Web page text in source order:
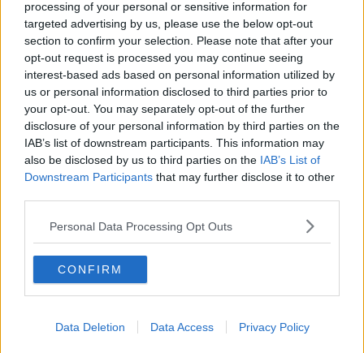
processing of your personal or sensitive information for
targeted advertising by us, please use the below opt-out
section to confirm your selection. Please note that after your
opt-out request is processed you may continue seeing
interest-based ads based on personal information utilized by
us or personal information disclosed to third parties prior to
your opt-out. You may separately opt-out of the further
disclosure of your personal information by third parties on the
IAB’s list of downstream participants. This information may
also be disclosed by us to third parties on the IAB’s List of
Downstream Participants that may further disclose it to other
Personal Data Processing Opt Outs
CONFIRM
Data Deletion Data Access Privacy Policy
Cipro, un ponte dove si mischiano le culture
Una vigilia di Natale per un nuovo Rais
La questione israelo-palestinese ignorata dal G20
Erdogan continua a sfidare l'Occidente
Libano, collasso economico e guerra civile
Johnson, da Trump a Biden alla Brexit
L'AUKUS e il Quad
Biden, primo presidente USA non in guerra
Papa Bergoglio vedrà Viktor Orbán
Bennet, un giorno in attesa di Biden
Il ritorno dei talebani
​La lenta agonia del Libano
Sudafrica, è allarme alimentare
Usa di nuovo al centro della geopolitica internazionale
L’appuntamento di Israele con il cambiamento
La farsa delle elezioni in Siria
In Medioriente non ci sono favole, solo realtà
Biden chiama ma Netanyahu non risponde
Niente di nuovo in Medioriente
Biden nuovo alleato armeno contro la Turchia